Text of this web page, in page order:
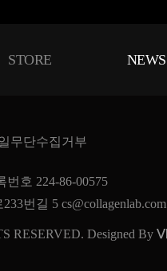
STORE NEWS
주문SNS고객센터
무단수집거부
호 224-86-00575
번길 5 cs@collagenlab.com
RESERVED. Designed By